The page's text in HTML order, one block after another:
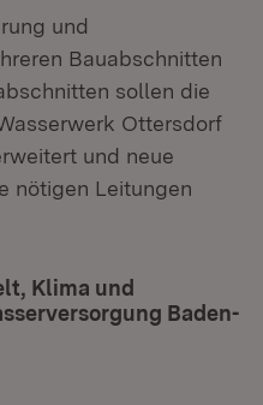
und
Bauabschnitten
sollen die
Ottersdorf
und neue
nötigen Leitungen
Klima und
Baden-